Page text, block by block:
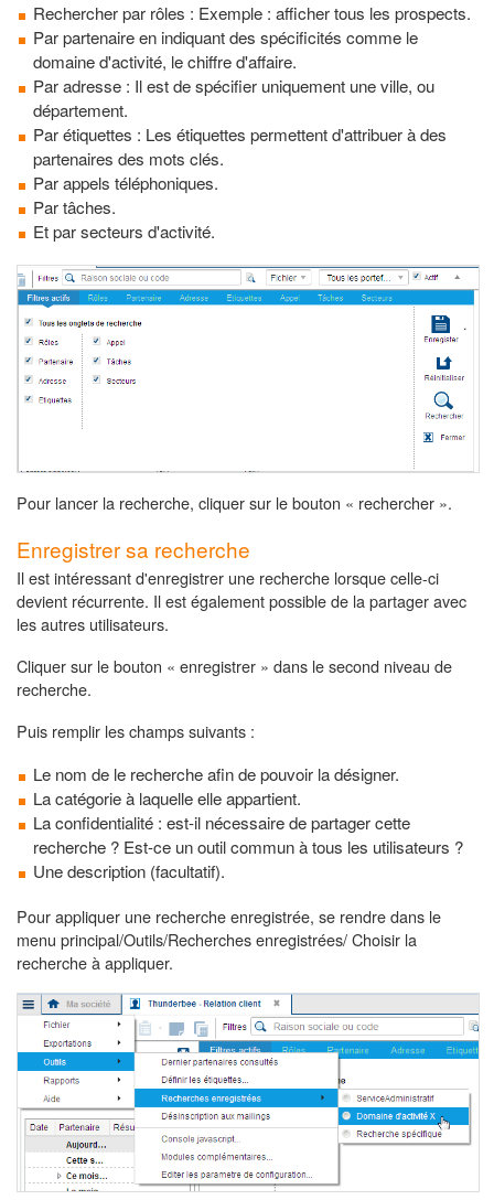
Rechercher par rôles : Exemple : afficher tous les prospects.
Par partenaire en indiquant des spécificités comme le
domaine d'activité, le chiffre d'affaire.
Par adresse : Il est de spécifier uniquement une ville, ou
département.
Par étiquettes : Les étiquettes permettent d'attribuer à des
partenaires des mots clés.
Par appels téléphoniques.
Par tâches.
Et par secteurs d'activité.
Pour lancer la recherche, cliquer sur le bouton « rechercher ».
Enregistrer sa recherche
Il est intéressant d'enregistrer une recherche lorsque celle-ci
devient récurrente. Il est également possible de la partager avec
les autres utilisateurs.
Cliquer sur le bouton « enregistrer » dans le second niveau de
recherche.
Puis remplir les champs suivants :
Le nom de le recherche afin de pouvoir la désigner.
La catégorie à laquelle elle appartient.
La confidentialité : est-il nécessaire de partager cette
recherche ? Est-ce un outil commun à tous les utilisateurs ?
Une description (facultatif).
Pour appliquer une recherche enregistrée, se rendre dans le
menu principal/Outils/Recherches enregistrées/ Choisir la
recherche à appliquer.